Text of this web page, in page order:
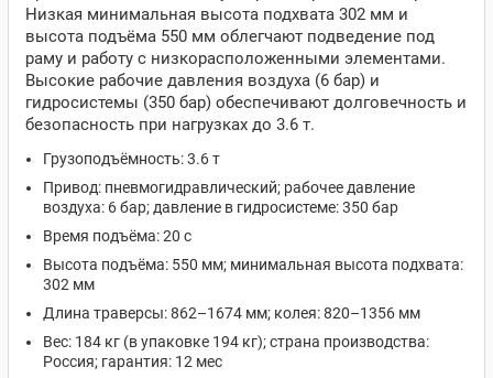
Низкая минимальная высота подхвата 302 мм и
высота подъёма 550 мм облегчают подведение под
раму и работу с низкорасположенными элементами.
Высокие рабочие давления воздуха (6 бар) и
гидросистемы (350 бар) обеспечивают долговечность и
безопасность при нагрузках до 3.6 т.
Грузоподъёмность: 3.6 т
Привод: пневмогидравлический; рабочее давление
воздуха: 6 бар; давление в гидросистеме: 350 бар
Время подъёма: 20 с
Высота подъёма: 550 мм; минимальная высота подхвата:
302 мм
Длина траверсы: 862–1674 мм; колея: 820–1356 мм
Вес: 184 кг (в упаковке 194 кг); страна производства:
Россия; гарантия: 12 мес